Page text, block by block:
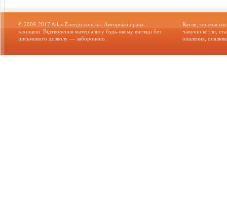
© 2009-2017 Atlas-Energo.com.ua. Авторські права
захищені. Відтворення матеріалів у будь-якому вигляді без
письмового дозволу — заборонено.
Котли, теплові
чавунні котли,
опалення,